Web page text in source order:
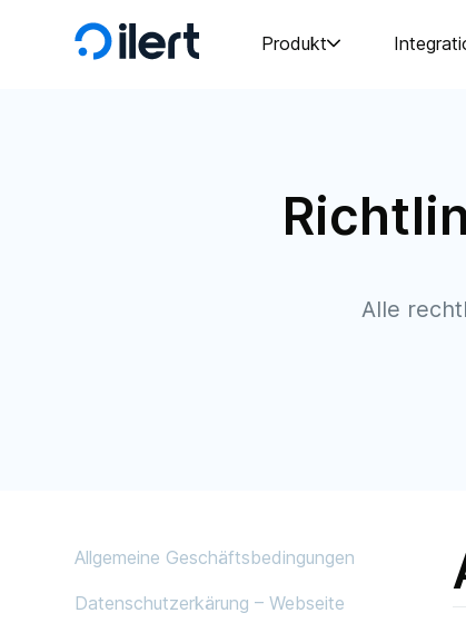
Produkt
Alle
Allgemeine Geschäftsbedingungen
Datenschutzerkärung – Webseite